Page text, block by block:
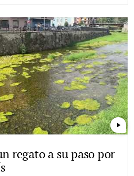
play_arrow
regato a su paso por